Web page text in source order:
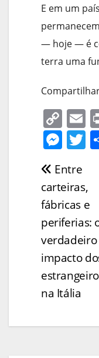
E em um
— hoje — é
terra uma
C
o
p
y
Li
n
k
E
M
ss
e
n
g
er
T
er
de
Post
Entre
carteiras,
fábricas e
periferias:
verdadeiro
impacto
na Itália